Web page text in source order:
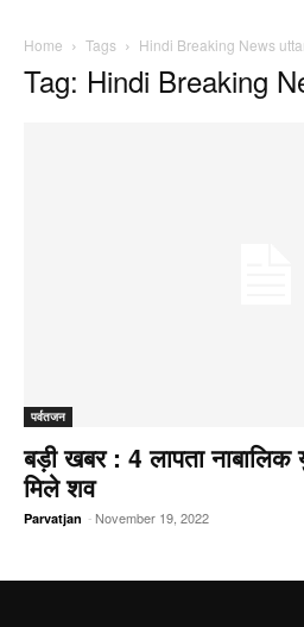
Home Tags Hindi Breaking News
Tag: Hindi Breaking
पर्वतजन
बड़ी खबर : 4 लापता
मिले शव
Parvatjan - November 19, 2022